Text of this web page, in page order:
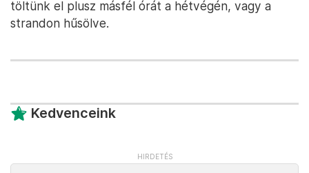
töltünk el plusz másfél órát a hétvégén, vagy a
strandon hűsölve.
Kedvenceink